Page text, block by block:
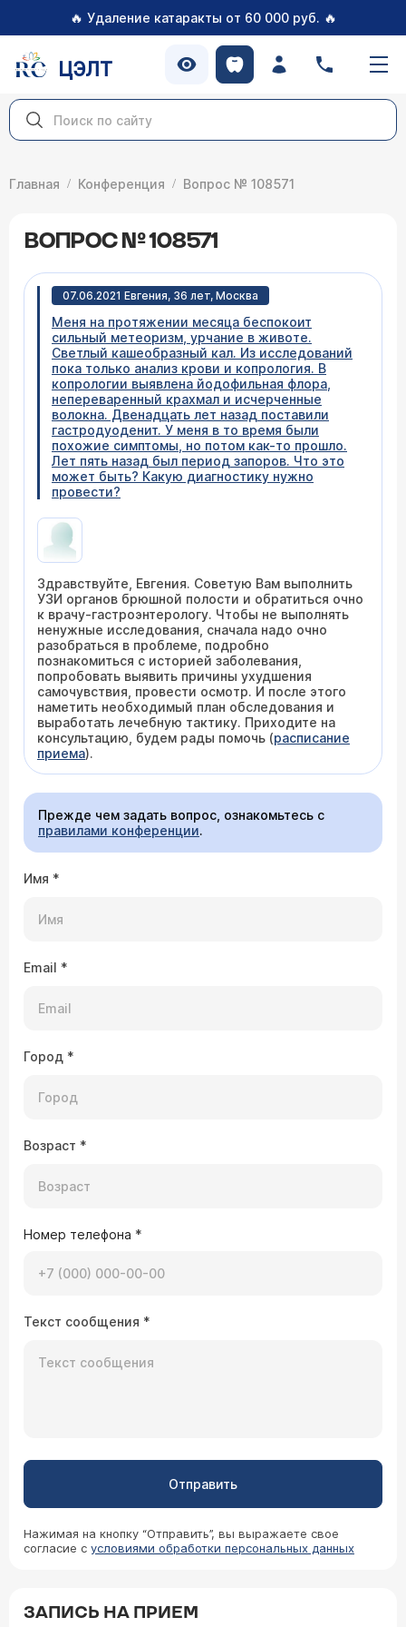
🔥 Удаление катаракты от 60 000 руб. 🔥
ЦЭЛТ
Главная Конференция Вопрос № 108571
ВОПРОС № 108571
07.06.2021 Евгения, 36 лет, Москва
Меня на протяжении месяца беспокоит
сильный метеоризм, урчание в животе.
Светлый кашеобразный кал. Из исследований
пока только анализ крови и копрология. В
копрологии выявлена йодофильная флора,
непереваренный крахмал и исчерченные
волокна. Двенадцать лет назад поставили
гастродуоденит. У меня в то время были
похожие симптомы, но потом как-то прошло.
Лет пять назад был период запоров. Что это
может быть? Какую диагностику нужно
провести?
Здравствуйте, Евгения. Советую Вам выполнить
УЗИ органов брюшной полости и обратиться очно
к врачу-гастроэнтерологу. Чтобы не выполнять
ненужные исследования, сначала надо очно
разобраться в проблеме, подробно
познакомиться с историей заболевания,
попробовать выявить причины ухудшения
самочувствия, провести осмотр. И после этого
наметить необходимый план обследования и
выработать лечебную тактику. Приходите на
консультацию, будем рады помочь (расписание
приема).
Прежде чем задать вопрос, ознакомьтесь с
правилами конференции.
Имя *
Email *
Город *
Возраст *
Номер телефона *
Текст сообщения *
Отправить
Нажимая на кнопку “Отправить”, вы выражаете свое
согласие с условиями обработки персональных данных
ЗАПИСЬ НА ПРИЕМ